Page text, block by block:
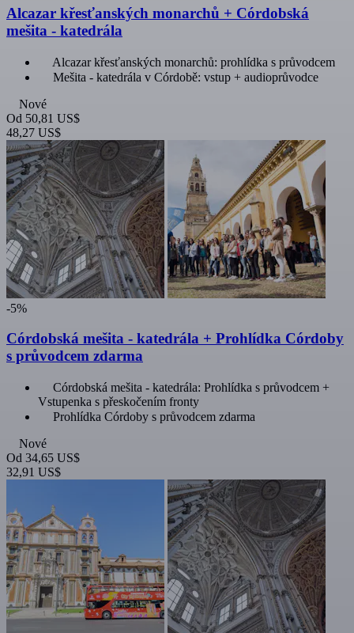
Alcazar křesťanských monarchů + Córdobská
mešita - katedrála
Alcazar křesťanských monarchů: prohlídka s průvodcem
Mešita - katedrála v Córdobě: vstup + audioprůvodce
Nové
Od 50,81 US$
48,27 US$
-5%
Córdobská mešita - katedrála + Prohlídka Córdoby
s průvodcem zdarma
Córdobská mešita - katedrála: Prohlídka s průvodcem +
Vstupenka s přeskočením fronty
Prohlídka Córdoby s průvodcem zdarma
Nové
Od 34,65 US$
32,91 US$